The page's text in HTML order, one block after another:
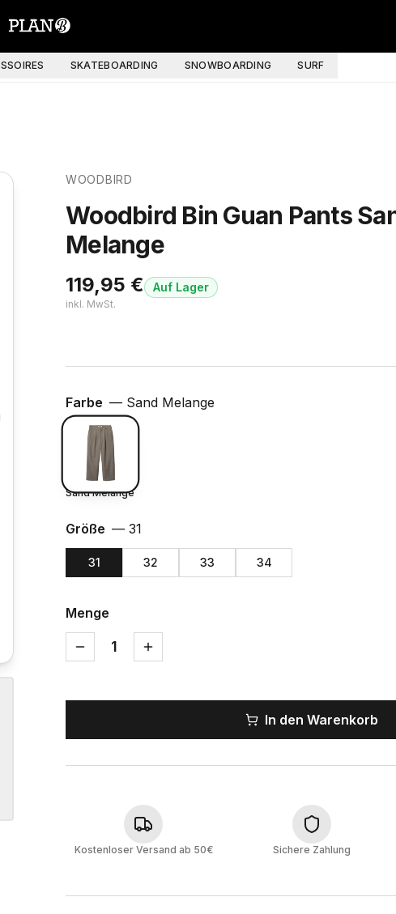
SKATEBOARDING SNOWBOARDING SURF
WOODBIRD
Woodbird Bin Guan Pants
Melange
119,95 €
inkl. MwSt.
Auf Lager
Farbe — Sand Melange
Sand Melange
Größe — 31
31 32 33 34
Menge
1
In den Warenkorb
Kostenloser Versand ab 50€ Sichere Zahlung